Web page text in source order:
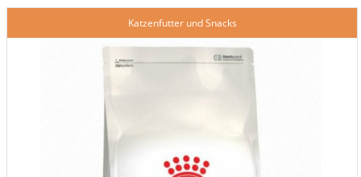
Katzenfutter und Snacks